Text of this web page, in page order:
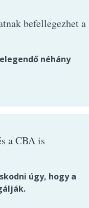
befellegezhet a
néhány
a CBA is
úgy, hogy a